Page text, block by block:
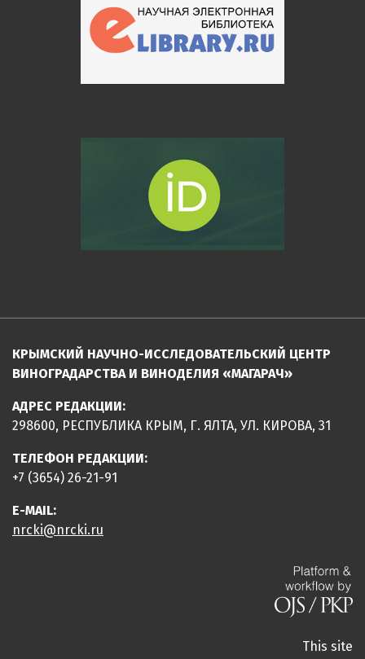
КРЫМСКИЙ НАУЧНО-ИССЛЕДОВАТЕЛЬСКИЙ ЦЕНТР
ВИНОГРАДАРСТВА И ВИНОДЕЛИЯ «МАГАРАЧ»
АДРЕС РЕДАКЦИИ:
298600, РЕСПУБЛИКА КРЫМ, Г. ЯЛТА, УЛ. КИРОВА, 31
ТЕЛЕФОН РЕДАКЦИИ:
+7 (3654) 26-21-91
E-MAIL:
nrcki@nrcki.ru
This site